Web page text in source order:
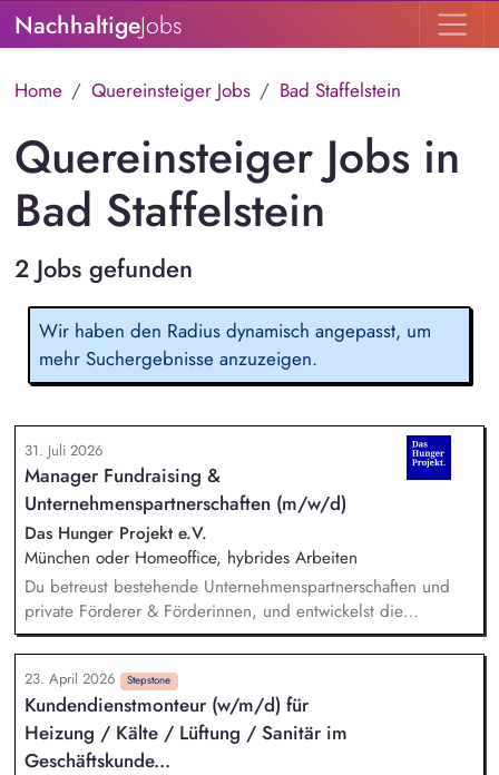
NachhaltigeJobs
Home Quereinsteiger Jobs Bad Staffelstein
Quereinsteiger Jobs in
Bad Staffelstein
2 Jobs gefunden
Wir haben den Radius dynamisch angepasst, um
mehr Suchergebnisse anzuzeigen.
31. Juli 2026
Manager Fundraising &
Unternehmenspartnerschaften (m/w/d)
Das Hunger Projekt e.V.
München oder Homeoffice, hybrides Arbeiten
Du betreust bestehende Unternehmenspartnerschaften und
private Förderer & Förderinnen, und entwickelst die
Zusammenarbeit systematisch weiter. Du identifizierst neue
Unternehmen und Förderer & Förderinnen und sprichst sie
aktiv an. Du planst und setzt Fundraising-Maßnahmen
eigenständig um und verfolgst deren Ergebnisse. Du
arbeitest eng mit der Landesdirektion, dem Marketing und
unseren Programmkollegen zusammen.
23. April 2026 Stepstone
Kundendienstmonteur (w/m/d) für
Heizung / Kälte / Lüftung / Sanitär im
Geschäftskunde...